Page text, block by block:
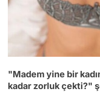
"Madem yine bir
kadar zorluk çekti?"